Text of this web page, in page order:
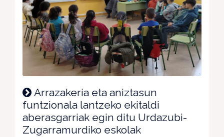
Arrazakeria eta aniztasun
funtzionala lantzeko ekitaldi
aberasgarriak egin ditu Urdazubi-
Zugarramurdiko eskolak